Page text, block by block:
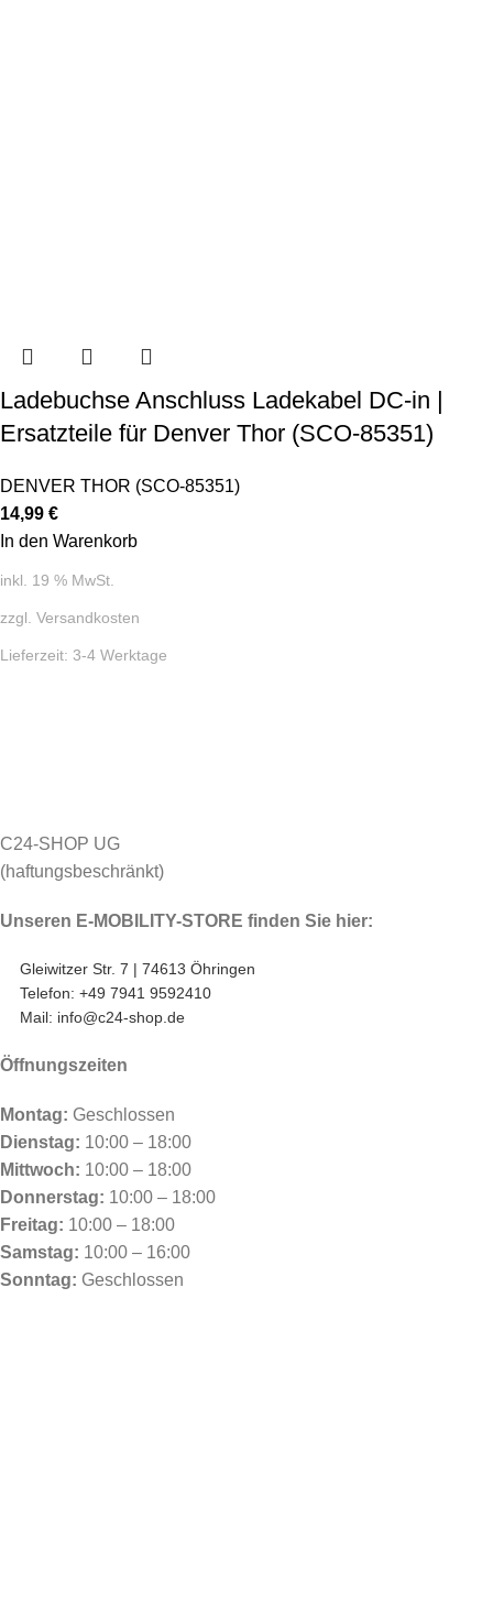
Ladebuchse Anschluss Ladekabel DC-in |
Ersatzteile für Denver Thor (SCO-85351)
DENVER THOR (SCO-85351)
14,99 €
In den Warenkorb
inkl. 19 % MwSt.
zzgl. Versandkosten
Lieferzeit: 3-4 Werktage
C24-SHOP UG
(haftungsbeschränkt)
Unseren E-MOBILITY-STORE finden Sie hier:
Gleiwitzer Str. 7 | 74613 Öhringen
Telefon: +49 7941 9592410
Mail: info@c24-shop.de
Öffnungszeiten
Montag: Geschlossen
Dienstag: 10:00 – 18:00
Mittwoch: 10:00 – 18:00
Donnerstag: 10:00 – 18:00
Freitag: 10:00 – 18:00
Samstag: 10:00 – 16:00
Sonntag: Geschlossen